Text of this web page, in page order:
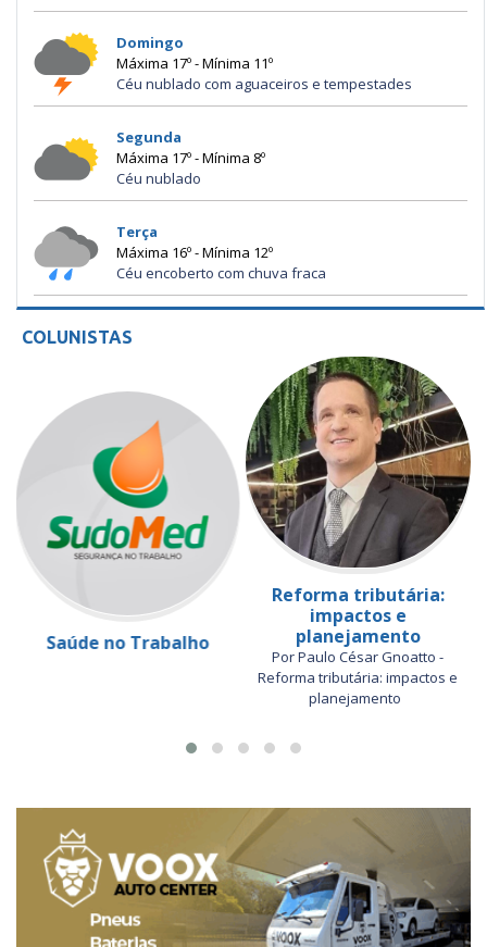
Domingo
Máxima 17º - Mínima 11º
Céu nublado com aguaceiros e tempestades
Segunda
Máxima 17º - Mínima 8º
Céu nublado
Terça
Máxima 16º - Mínima 12º
Céu encoberto com chuva fraca
COLUNISTAS
Saúde no Trabalho
Reforma tributária:
impactos e
planejamento
Por Paulo César Gnoatto -
Reforma tributária: impactos e
planejamento